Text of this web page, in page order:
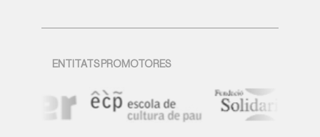
ENTITATS PROMOTORES